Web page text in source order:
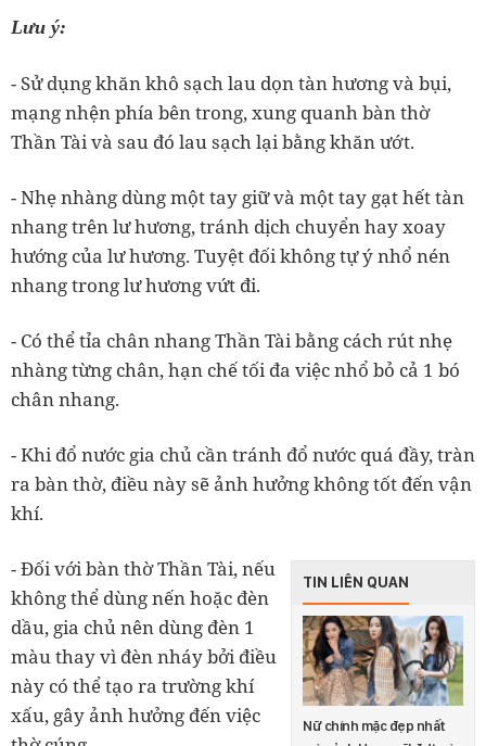
Lưu ý:
- Sử dụng khăn khô sạch lau dọn tàn hương và bụi,
mạng nhện phía bên trong, xung quanh bàn thờ
Thần Tài và sau đó lau sạch lại bằng khăn ướt.
- Nhẹ nhàng dùng một tay giữ và một tay gạt hết tàn
nhang trên lư hương, tránh dịch chuyển hay xoay
hướng của lư hương. Tuyệt đối không tự ý nhổ nén
nhang trong lư hương vứt đi.
- Có thể tỉa chân nhang Thần Tài bằng cách rút nhẹ
nhàng từng chân, hạn chế tối đa việc nhổ bỏ cả 1 bó
chân nhang.
- Khi đổ nước gia chủ cần tránh đổ nước quá đầy, tràn
ra bàn thờ, điều này sẽ ảnh hưởng không tốt đến vận
khí.
TIN LIÊN QUAN
Nữ chính mặc đẹp nhất
- Đối với bàn thờ Thần Tài, nếu
không thể dùng nến hoặc đèn
dầu, gia chủ nên dùng đèn 1
màu thay vì đèn nháy bởi điều
này có thể tạo ra trường khí
xấu, gây ảnh hưởng đến việc